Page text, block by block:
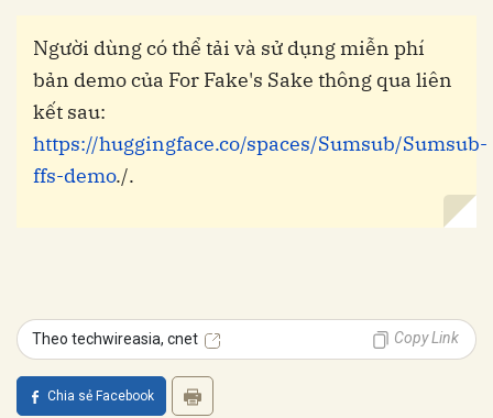
Người dùng có thể tải và sử dụng miễn phí
bản demo của For Fake's Sake thông qua liên
kết sau:
https://huggingface.co/spaces/Sumsub/Sumsub-
ffs-demo./.
Theo techwireasia, cnet Copy Link
Chia sẻ Facebook